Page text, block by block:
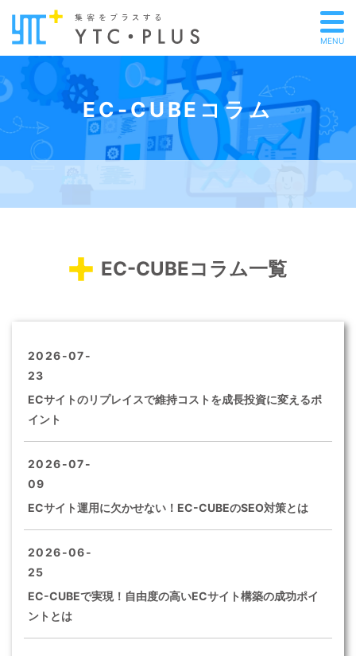
MENU
EC-CUBEコラム
EC-CUBEコラム一覧
2026-07-
23
ECサイトのリプレイスで維持コストを成長投資に変えるポ
イント
2026-07-
09
ECサイト運用に欠かせない！EC-CUBEのSEO対策とは
2026-06-
25
EC-CUBEで実現！自由度の高いECサイト構築の成功ポイ
ントとは